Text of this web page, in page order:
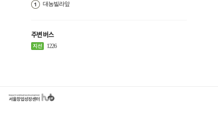
대농빌라앞
주변 버스
1226